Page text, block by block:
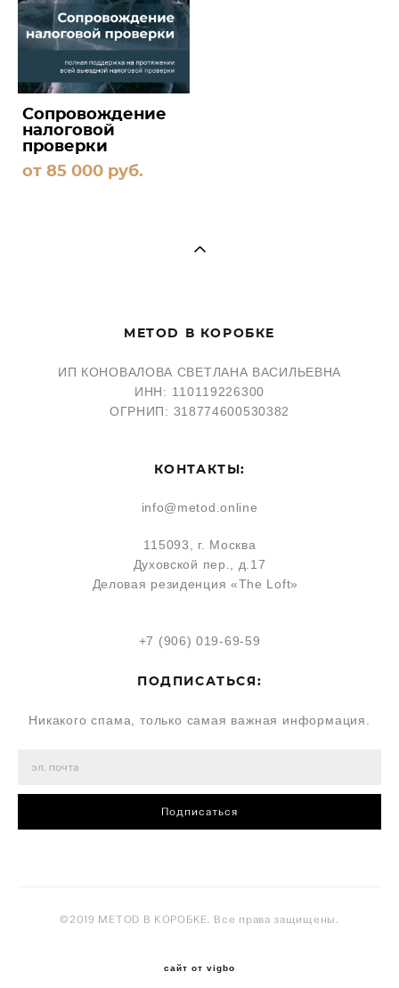
Сопровождение
налоговой
проверки
от 85 000 pуб.
METOD В КОРОБКЕ
ИП КОНОВАЛОВА СВЕТЛАНА ВАСИЛЬЕВНА
ИНН: 110119226300
ОГРНИП: 318774600530382
КОНТАКТЫ:
info@metod.online
115093, г. Москва
Духовской пер., д.17
Деловая резиденция «The Loft»
+7 (906) 019-69-59
ПОДПИСАТЬСЯ:
Никакого спама, только самая важная информация.
Подписаться
©2019 METOD В КОРОБКЕ. Все права защищены.
сайт от vigbo